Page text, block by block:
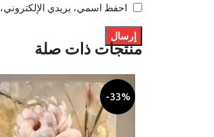
احفظ اسمي، بريدي الإلكتروني،
منتجات ذات صلة
-33%